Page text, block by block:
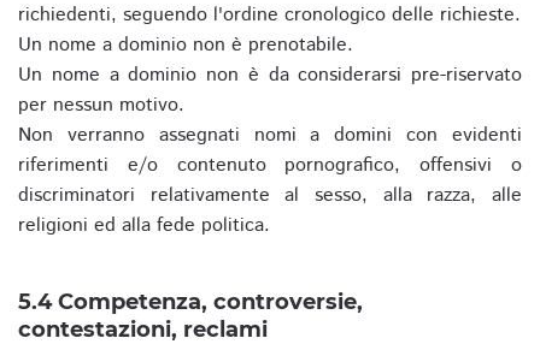
richiedenti, seguendo l'ordine cronologico delle richieste.
Un nome a dominio non è prenotabile.
Un nome a dominio non è da considerarsi pre-riservato
per nessun motivo.
Non verranno assegnati nomi a domini con evidenti
riferimenti e/o contenuto pornografico, offensivi o
discriminatori relativamente al sesso, alla razza, alle
religioni ed alla fede politica.
5.4 Competenza, controversie,
contestazioni, reclami